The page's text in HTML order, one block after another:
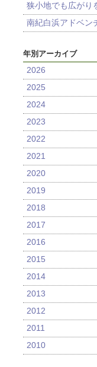
狭小地でも広がり
南紀白浜アドベン
年別アーカイブ
2026
2025
2024
2023
2022
2021
2020
2019
2018
2017
2016
2015
2014
2013
2012
2011
2010